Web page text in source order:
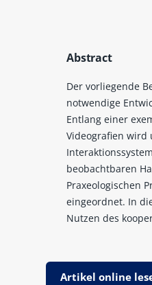
Abstract
Der vorliegende
notwendige
Entlang einer
Videografien wird
beobachtbaren
Praxeologischen
eingeordnet. In
Nutzen des
Artikel online